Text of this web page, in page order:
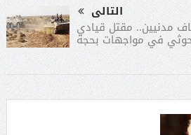
التالى
مدنيين.. مقتل قيادي
في مواجهات بحجة